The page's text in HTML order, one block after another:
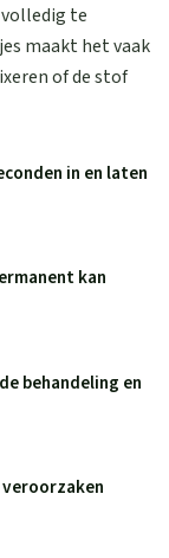
te
maakt het vaak
of de stof
in en laten
kan
behandeling en